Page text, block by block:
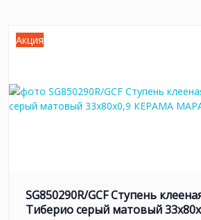
Акция
SG850290R/GCF Ступень
Тиберио серый матовый